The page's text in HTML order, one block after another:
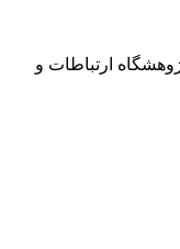
ارتباطات و